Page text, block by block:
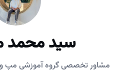
سید محمد
مشاور تخصصی گروه آموزشی مپ و